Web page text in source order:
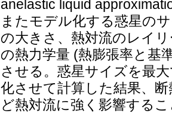
anelastic liquid
またモデル化する惑星の
の大きさ、熱対流のレイ
の熱力学量 (熱膨張率と基
させる。惑星サイズを最
化させて計算した結果、
ど熱対流に強く影響する